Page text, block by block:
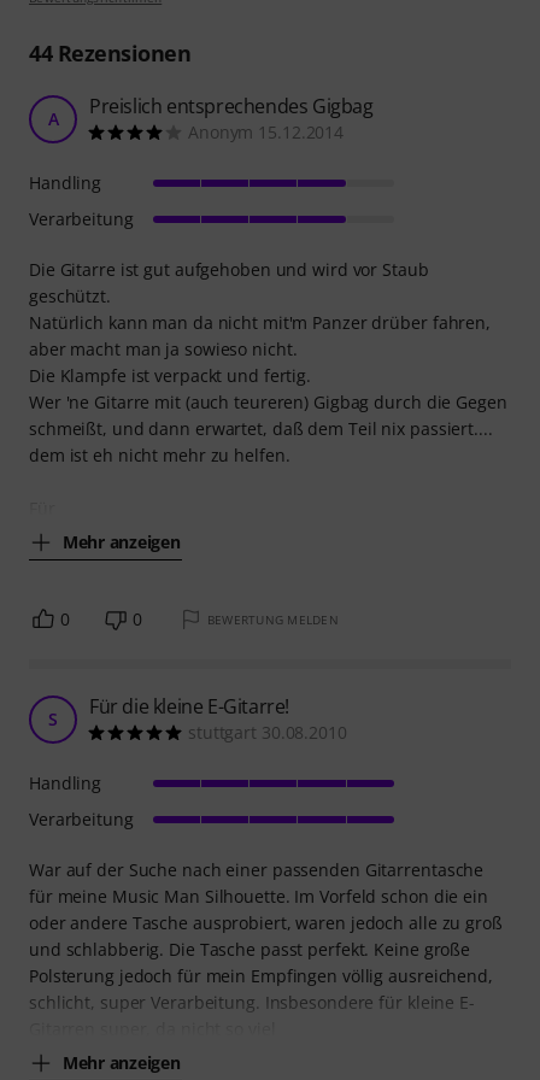
44Rezensionen
A Preislich entsprechendes Gigbag
Anonym 15.12.2014
Die Gitarre ist gut aufgehoben und wird vor Staub
geschützt.
Natürlich kann man da nicht mit'm Panzer drüber fahren,
aber macht man ja sowieso nicht.
Die Klampfe ist verpackt und fertig.
Wer 'ne Gitarre mit (auch teureren) Gigbag durch die Gegen
schmeißt, und dann erwartet, daß dem Teil nix passiert....
dem ist eh nicht mehr zu helfen.
Mehr anzeigen
Handling
Verarbeitung
0 0 BEWERTUNG MELDEN
S Für die kleine E-Gitarre!
stuttgart 30.08.2010
War auf der Suche nach einer passenden Gitarrentasche
für meine Music Man Silhouette. Im Vorfeld schon die ein
oder andere Tasche ausprobiert, waren jedoch alle zu groß
und schlabberig. Die Tasche passt perfekt. Keine große
Polsterung jedoch für mein Empfingen völlig ausreichend,
schlicht, super Verarbeitung. Insbesondere für kleine E-
Mehr anzeigen
Handling
Verarbeitung